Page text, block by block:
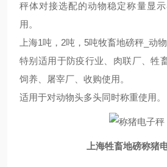
秤体对接选配的动物稳定称量显
用。
上海1吨，2吨，5吨牧畜地磅秤_动
特别适用于防疫行业、肉联厂、牲
饲养、屠宰厂、收购使用。
适用于对动物头多头同时称重使用。
上海牲畜地磅称猪